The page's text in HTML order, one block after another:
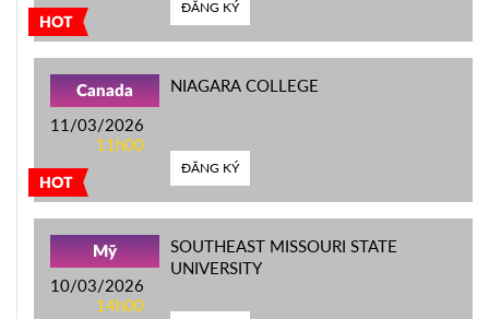
HOT
ĐĂNG KÝ
HOT
Canada
11/03/2026
11h00
NIAGARA COLLEGE
ĐĂNG KÝ
Mỹ
10/03/2026
14h00
SOUTHEAST MISSOURI STATE
UNIVERSITY